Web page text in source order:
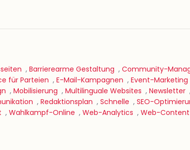
, Barrierearme Gestaltung , Community-
für Parteien , E-Mail-Kampagnen , Event-Marketing
, Mobilisierung , Multilinguale Websites , Newsletter
, Redaktionsplan , Schnelle , SEO-
, Wahlkampf-Online , Web-Analytics , Web-